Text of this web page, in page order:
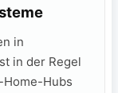
in
in der Regel
Hubs